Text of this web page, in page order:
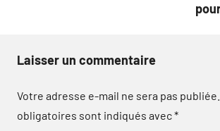
Laisser un commentaire
Votre adresse e-mail ne sera pas publiée.
obligatoires sont indiqués avec*